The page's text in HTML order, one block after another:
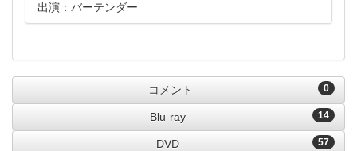
出演：バーテンダー
0
コメント
14
Blu-ray
57
DVD